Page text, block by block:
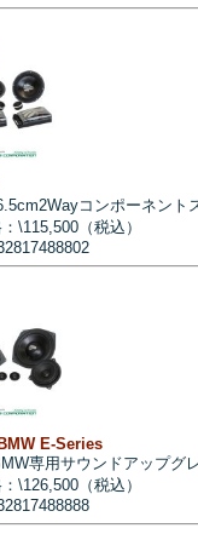
コンポーネント
\115,500（税込）
E-Series
専用サウンドアップグ
\126,500（税込）